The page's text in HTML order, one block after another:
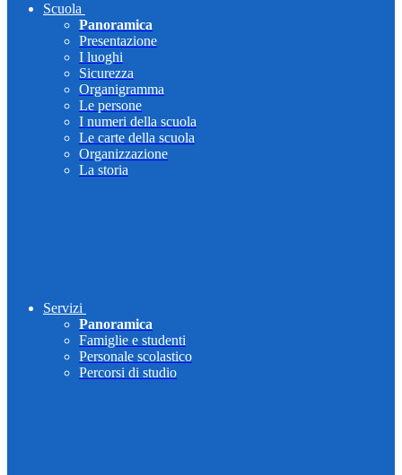
Scuola
Panoramica
Presentazione
I luoghi
Sicurezza
Organigramma
Le persone
I numeri della scuola
Le carte della scuola
Organizzazione
La storia
Servizi
Panoramica
Famiglie e studenti
Personale scolastico
Percorsi di studio